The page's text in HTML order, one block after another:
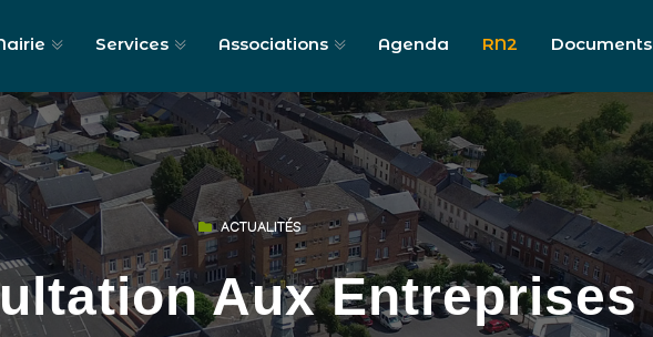
Services Associations Agenda RN2 Documents
ACTUALITÉS
Aux Entreprises